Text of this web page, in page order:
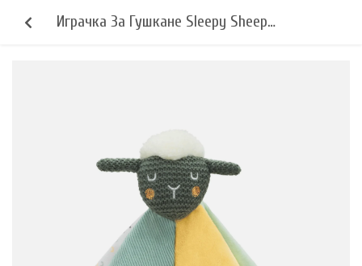
Играчка За Гушкане Sleepy Sheep